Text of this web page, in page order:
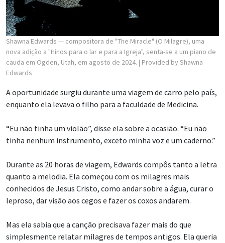
Shawna Edwards — compositora de "The Miracle" (O Milagre), uma
nova adição a "Hinos para o lar e para a Igreja", senta-se a um piano de
cauda em Ogden, Utah, em agosto de 2024. | Provided by Shawna
Edwards
A oportunidade surgiu durante uma viagem de carro pelo país,
enquanto ela levava o filho para a faculdade de Medicina.
“Eu não tinha um violão”, disse ela sobre a ocasião. “Eu não
tinha nenhum instrumento, exceto minha voz e um caderno.”
Durante as 20 horas de viagem, Edwards compôs tanto a letra
quanto a melodia. Ela começou com os milagres mais
conhecidos de Jesus Cristo, como andar sobre a água, curar o
leproso, dar visão aos cegos e fazer os coxos andarem.
Mas ela sabia que a canção precisava fazer mais do que
simplesmente relatar milagres de tempos antigos. Ela queria